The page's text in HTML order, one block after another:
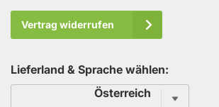
Vertrag widerrufen
Lieferland & Sprache wählen:
Österreich